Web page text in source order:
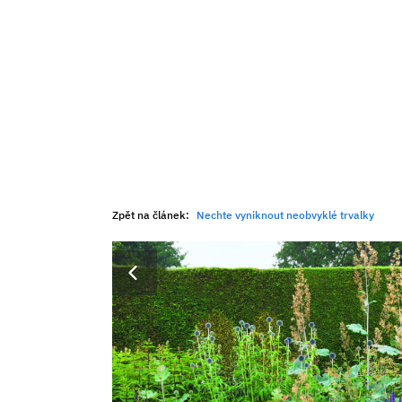
Zpět na článek: Nechte vyniknout neobvyklé trvalky